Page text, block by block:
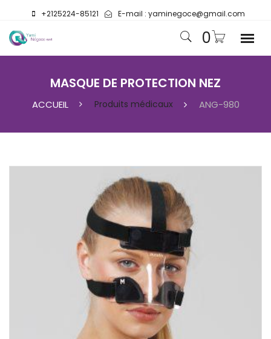
+2125224-85121 E-mail : yaminegoce@gmail.com
0
MASQUE DE PROTECTION NEZ
ACCUEIL Produits médicaux ANG-980